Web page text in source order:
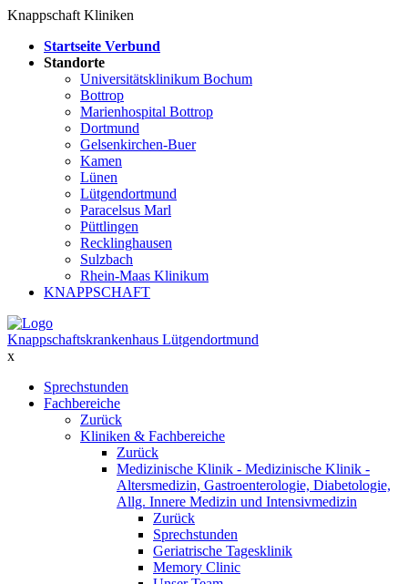
Knappschaft Kliniken
Startseite Verbund
Standorte
Universitätsklinikum Bochum
Bottrop
Marienhospital Bottrop
Dortmund
Gelsenkirchen-Buer
Kamen
Lünen
Lütgendortmund
Paracelsus Marl
Püttlingen
Recklinghausen
Sulzbach
Rhein-Maas Klinikum
KNAPPSCHAFT
Knappschaftskrankenhaus Lütgendortmund
x
Sprechstunden
Fachbereiche
Zurück
Kliniken & Fachbereiche
Zurück
Medizinische Klinik - Medizinische Klinik -
Altersmedizin, Gastroenterologie, Diabetologie,
Allg. Innere Medizin und Intensivmedizin
Zurück
Sprechstunden
Geriatrische Tagesklinik
Memory Clinic